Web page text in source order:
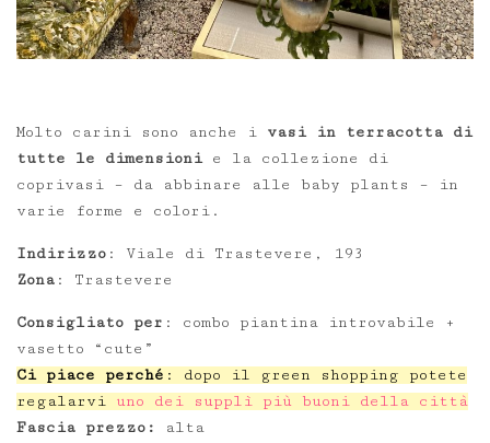
Molto carini sono anche i vasi in terracotta di
tutte le dimensionie la collezione di
coprivasi – da abbinare alle baby plants – in
varie forme e colori.
Indirizzo : Viale di Trastevere, 193
Zona : Trastevere
Consigliato per : combo piantina introvabile +
vasetto “cute”
Ci piace perché : dopo il green shopping potete
regalarvi uno dei supplì più buoni della città
Fascia prezzo:
alta